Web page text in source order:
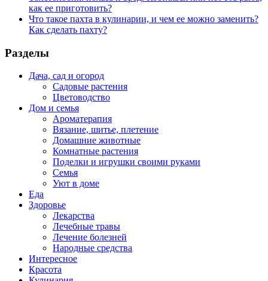
как ее приготовить?
Что такое пахта в кулинарии, и чем ее можно заменить?
Как сделать пахту?
Разделы
Дача, сад и огород
Садовые растения
Цветоводство
Дом и семья
Ароматерапия
Вязание, шитье, плетение
Домашние животные
Комнатные растения
Поделки и игрушки своими руками
Семья
Уют в доме
Еда
Здоровье
Лекарства
Лечебные травы
Лечение болезней
Народные средства
Интересное
Красота